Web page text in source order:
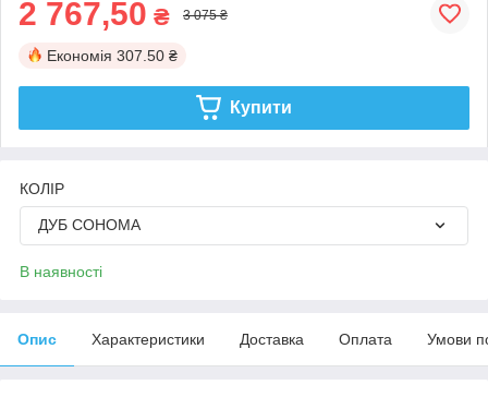
2 767,50 ₴ 3 075 ₴
Економія 307.50 ₴
Купити
КОЛІР
ДУБ СОНОМА
В наявності
Опис Характеристики Доставка Оплата Умови